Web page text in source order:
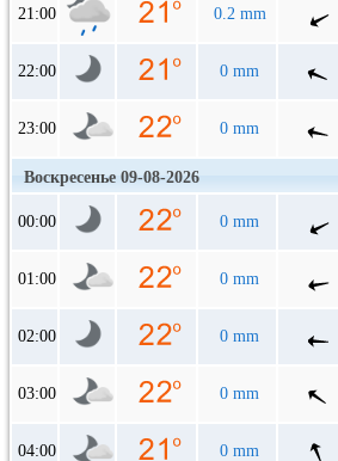
21:00 0.2 mm
22:00 0 mm
23:00 0 mm
Воскресенье 09-08-2026
00:00 0 mm
01:00 0 mm
02:00 0 mm
03:00 0 mm
04:00 0 mm